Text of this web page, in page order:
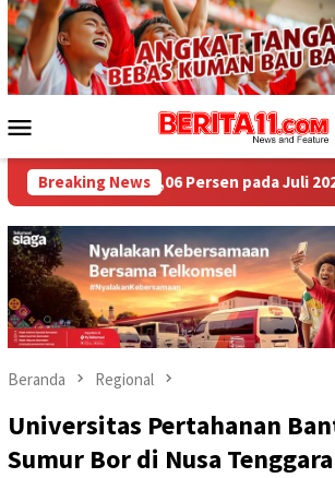
Loncat
ke
konten
Mobile
Breaking News
Persen pada Juli 2026, Lebih Tinggi
Beranda Regional
Universitas Pertahanan
Sumur Bor di Nusa